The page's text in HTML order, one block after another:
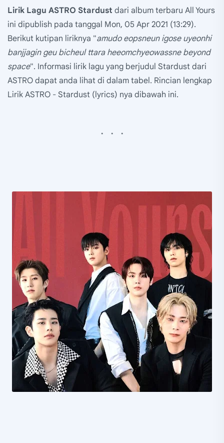
Lirik Lagu ASTRO Stardust dari album terbaru All Yours
ini dipublish pada tanggal Mon, 05 Apr 2021 (13:29).
Berikut kutipan liriknya "amudo eopsneun igose uyeonhi
banjjagin geu bicheul ttara heeomchyeowassne beyond
space". Informasi lirik lagu yang berjudul Stardust dari
ASTRO dapat anda lihat di dalam tabel. Rincian lengkap
Lirik ASTRO - Stardust (lyrics) nya dibawah ini.